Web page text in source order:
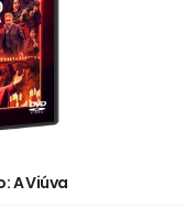
A Viúva